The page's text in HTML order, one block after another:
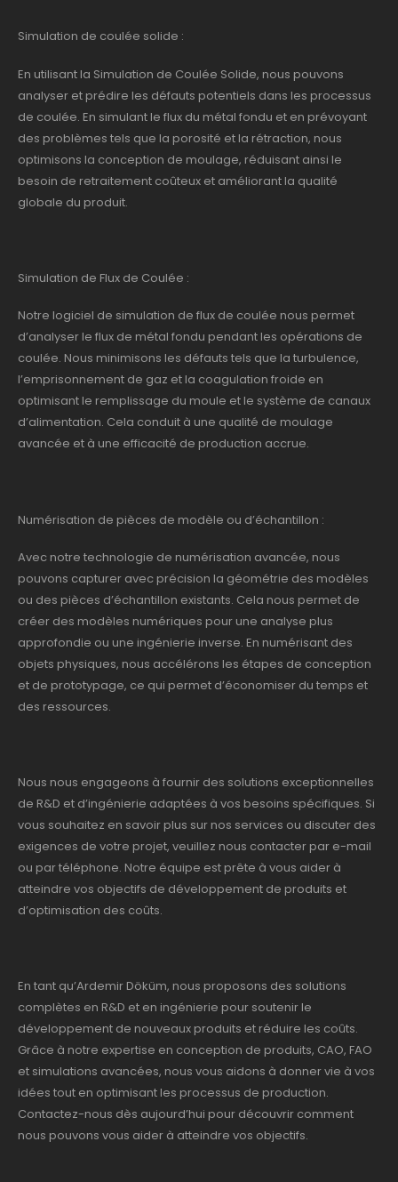
Simulation de coulée solide :
En utilisant la Simulation de Coulée Solide, nous pouvons
analyser et prédire les défauts potentiels dans les processus
de coulée. En simulant le flux du métal fondu et en prévoyant
des problèmes tels que la porosité et la rétraction, nous
optimisons la conception de moulage, réduisant ainsi le
besoin de retraitement coûteux et améliorant la qualité
globale du produit.
Simulation de Flux de Coulée :
Notre logiciel de simulation de flux de coulée nous permet
d’analyser le flux de métal fondu pendant les opérations de
coulée. Nous minimisons les défauts tels que la turbulence,
l’emprisonnement de gaz et la coagulation froide en
optimisant le remplissage du moule et le système de canaux
d’alimentation. Cela conduit à une qualité de moulage
avancée et à une efficacité de production accrue.
Numérisation de pièces de modèle ou d’échantillon :
Avec notre technologie de numérisation avancée, nous
pouvons capturer avec précision la géométrie des modèles
ou des pièces d’échantillon existants. Cela nous permet de
créer des modèles numériques pour une analyse plus
approfondie ou une ingénierie inverse. En numérisant des
objets physiques, nous accélérons les étapes de conception
et de prototypage, ce qui permet d’économiser du temps et
des ressources.
Nous nous engageons à fournir des solutions exceptionnelles
de R&D et d’ingénierie adaptées à vos besoins spécifiques. Si
vous souhaitez en savoir plus sur nos services ou discuter des
exigences de votre projet, veuillez nous contacter par e-mail
ou par téléphone. Notre équipe est prête à vous aider à
atteindre vos objectifs de développement de produits et
d’optimisation des coûts.
En tant qu’Ardemir Döküm, nous proposons des solutions
complètes en R&D et en ingénierie pour soutenir le
développement de nouveaux produits et réduire les coûts.
Grâce à notre expertise en conception de produits, CAO, FAO
et simulations avancées, nous vous aidons à donner vie à vos
idées tout en optimisant les processus de production.
Contactez-nous dès aujourd’hui pour découvrir comment
nous pouvons vous aider à atteindre vos objectifs.